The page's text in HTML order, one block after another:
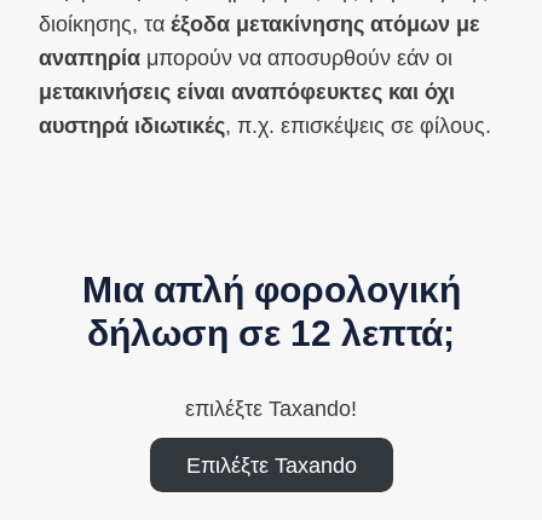
διοίκησης, τα έξοδα μετακίνησης ατόμων με
αναπηρία μπορούν να αποσυρθούν εάν οι
μετακινήσεις είναι αναπόφευκτες και όχι
αυστηρά ιδιωτικές, π.χ. επισκέψεις σε φίλους.
Μια απλή φορολογική
δήλωση σε 12 λεπτά;
επιλέξτε Taxando!
Επιλέξτε Taxando